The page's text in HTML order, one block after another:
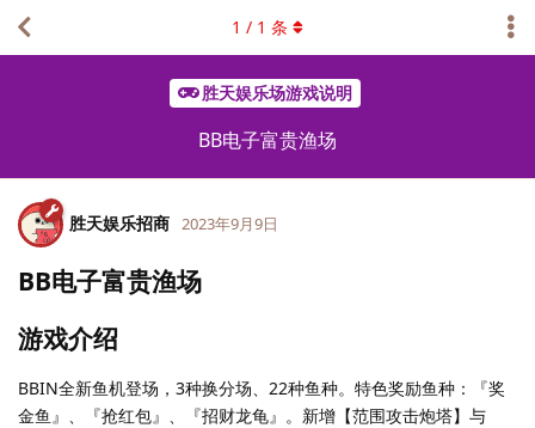
胜天娱乐场游戏说明
BB电子富贵渔场
1 / 1 条
胜天娱乐招商 2023年9月9日
BB电子富贵渔场
游戏介绍
BBIN全新鱼机登场，3种换分场、22种鱼种。特色奖励鱼种：『奖
金鱼』、『抢红包』、『招财龙龟』。新增【范围攻击炮塔】与